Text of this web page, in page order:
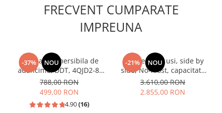
FRECVENT CUMPARATE
IMPREUNA
-37% NOU
Pompa submersibila de
adancime, DDT, 4QJD2-8,
1500 W, 8 turbine, Inox,
cablu 25m
788,00 RON
499,00 RON
4.90(16)
-21% NOU
Frigider cu 2 usi, side by
side, No-Frost, capacitate
439L, congelator, E++,
functie Smart, touch, negru,
HEINNER
3.610,00 RON
2.855,00 RON